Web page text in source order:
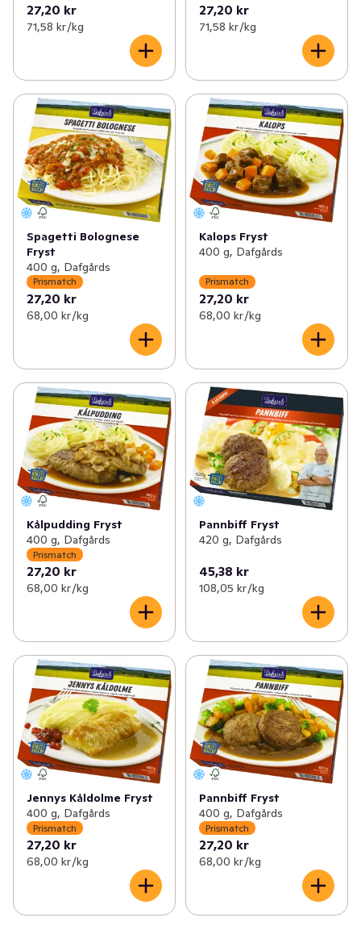
27,20 kr
71,58 kr /kg
27,20 kr
71,58 kr /kg
Spagetti Bolognese
Fryst
400 g, Dafgårds
Prismatch
27,20 kr
68,00 kr /kg
Kalops Fryst
400 g, Dafgårds
Prismatch
27,20 kr
68,00 kr /kg
Kålpudding Fryst
400 g, Dafgårds
Prismatch
27,20 kr
68,00 kr /kg
Pannbiff Fryst
420 g, Dafgårds
45,38 kr
108,05 kr /kg
Jennys Kåldolme Fryst
400 g, Dafgårds
Prismatch
27,20 kr
68,00 kr /kg
Pannbiff Fryst
400 g, Dafgårds
Prismatch
27,20 kr
68,00 kr /kg